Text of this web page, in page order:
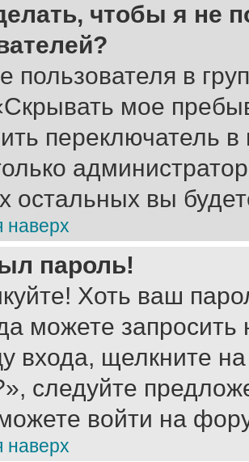
чтобы я не
пользователя в
мое
переключатель
остальных вы
наверх
пароль!
Хоть ваш
можете
входа, щелкните
следуйте
войти на
наверх